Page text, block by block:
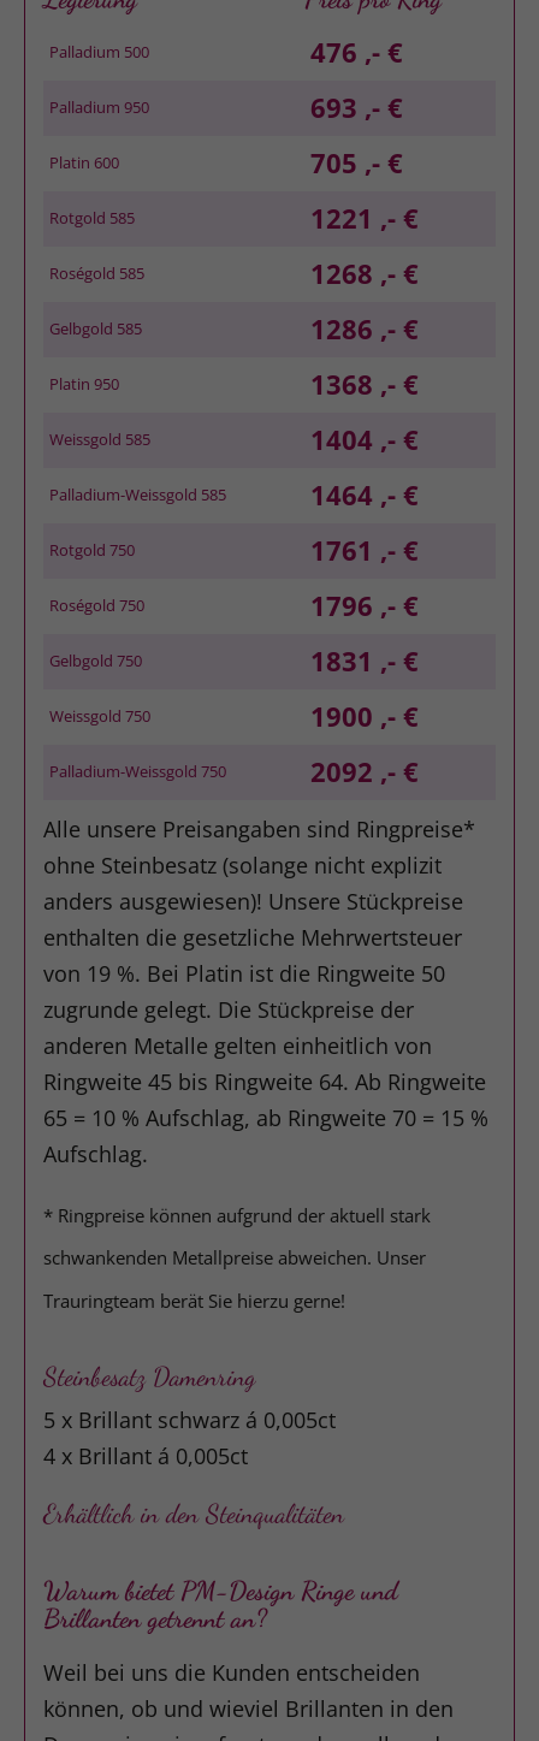
Palladium 500 476 ,- €
Palladium 950 693 ,- €
Platin 600 705 ,- €
Rotgold 585 1221 ,- €
Roségold 585 1268 ,- €
Gelbgold 585 1286 ,- €
Platin 950 1368 ,- €
Weissgold 585 1404 ,- €
Palladium-Weissgold 585 1464 ,- €
Rotgold 750 1761 ,- €
Roségold 750 1796 ,- €
Gelbgold 750 1831 ,- €
Weissgold 750 1900 ,- €
Palladium-Weissgold 750 2092 ,- €
Alle unsere Preisangaben sind Ringpreise*
ohne Steinbesatz (solange nicht explizit
anders ausgewiesen)! Unsere Stückpreise
enthalten die gesetzliche Mehrwertsteuer
von 19 %. Bei Platin ist die Ringweite 50
zugrunde gelegt. Die Stückpreise der
anderen Metalle gelten einheitlich von
Ringweite 45 bis Ringweite 64. Ab Ringweite
65 = 10 % Aufschlag, ab Ringweite 70 = 15 %
Aufschlag.
* Ringpreise können aufgrund der aktuell stark
schwankenden Metallpreise abweichen. Unser
Trauringteam berät Sie hierzu gerne!
Steinbesatz Damenring
5 x Brillant schwarz á 0,005ct
4 x Brillant á 0,005ct
Erhältlich in den Steinqualitäten
Warum bietet PM-Design Ringe und
Brillanten getrennt an?
Weil bei uns die Kunden entscheiden
können, ob und wieviel Brillanten in den